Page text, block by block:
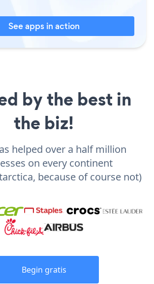
See apps in action
by the best in
the biz!
helped over a half million
on every continent
because of course not)
Begin gratis